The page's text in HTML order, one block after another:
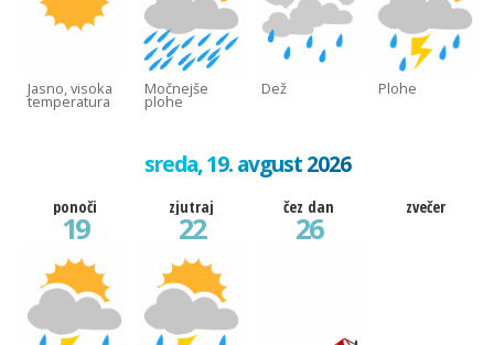
Jasno, visoka
temperatura
Močnejše
plohe
Dež Plohe
sreda, 19. avgust 2026
ponoči
19
zjutraj
22
čez dan
26
zvečer